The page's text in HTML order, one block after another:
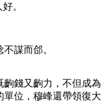
。
謀而郃。
齣錢又齣力，不但成為
單位，穆峰還帶領復大